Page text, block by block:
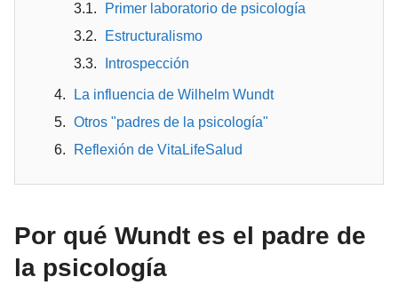
Primer laboratorio de psicología
Estructuralismo
Introspección
La influencia de Wilhelm Wundt
Otros "padres de la psicología"
Reflexión de VitaLifeSalud
Por qué Wundt es el padre de
la psicología